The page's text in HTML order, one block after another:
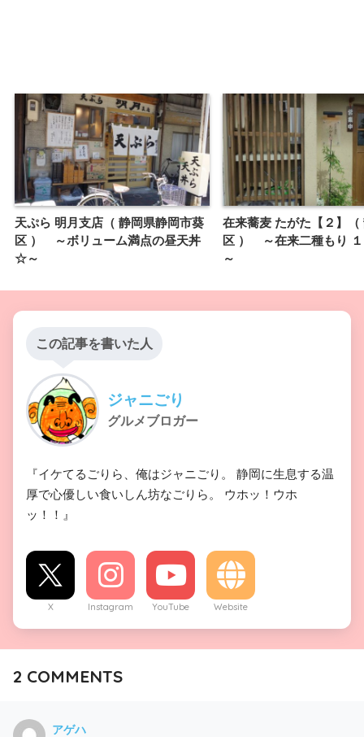
天ぷら 明月支店（ 静岡県静岡市葵
区 ） ～ボリューム満点の昼天丼
☆～
在来蕎麦 たがた【２】（
区 ） ～在来二種もり
～
この記事を書いた人
ジャニごり
グルメブロガー
『イケてるごりら、俺はジャニごり。 静岡に生息する温
厚で心優しい食いしん坊なごりら。 ウホッ！ウホ
ッ！！』
X Instagram YouTube Website
2 COMMENTS
アゲハ